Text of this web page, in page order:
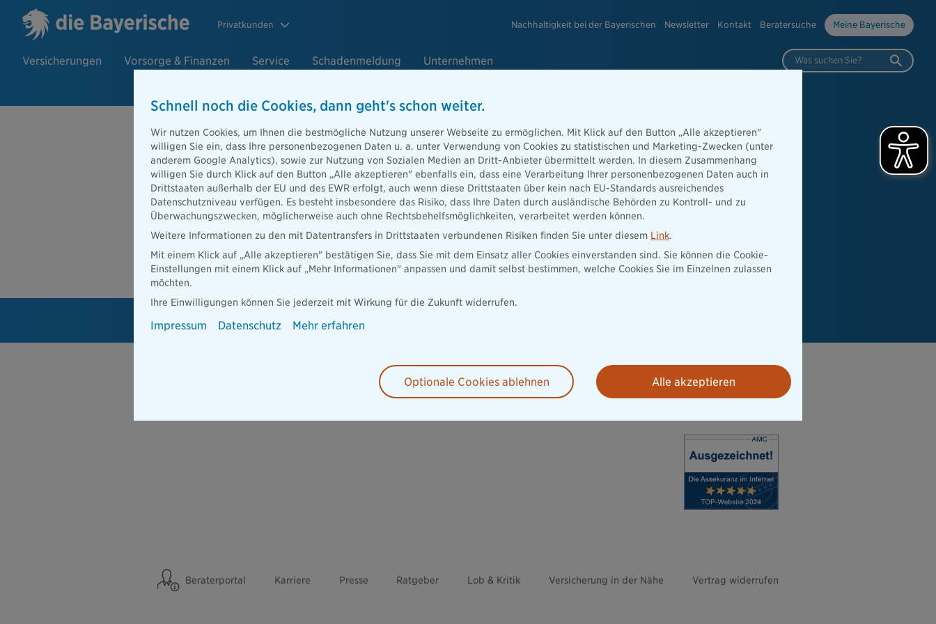
Privatkunden Nachhaltigkeit bei der Bayerischen Newsletter Kontakt Beratersuche Meine Bayerische
Versicherungen Vorsorge & Finanzen Service Schadenmeldung Unternehmen Was suchen Sie?
Beratersuche
PLZ oder Ort Berater
Beratersuche
PLZ oder Ort
Berater finden
Beraterportal Karriere Presse Ratgeber Lob & Kritik Versicherung in der Nähe Vertrag widerrufen
Schnell noch die Cookies, dann geht's schon weiter.
Wir nutzen Cookies, um Ihnen die bestmögliche Nutzung unserer Webseite zu ermöglichen. Mit Klick auf den Button „Alle akzeptieren"
willigen Sie ein, dass Ihre personenbezogenen Daten u. a. unter Verwendung von Cookies zu statistischen und Marketing-Zwecken (unter
anderem Google Analytics), sowie zur Nutzung von Sozialen Medien an Dritt-Anbieter übermittelt werden. In diesem Zusammenhang
willigen Sie durch Klick auf den Button „Alle akzeptieren" ebenfalls ein, dass eine Verarbeitung Ihrer personenbezogenen Daten auch in
Drittstaaten außerhalb der EU und des EWR erfolgt, auch wenn diese Drittstaaten über kein nach EU-Standards ausreichendes
Datenschutzniveau verfügen. Es besteht insbesondere das Risiko, dass Ihre Daten durch ausländische Behörden zu Kontroll- und zu
Überwachungszwecken, möglicherweise auch ohne Rechtsbehelfsmöglichkeiten, verarbeitet werden können.
Weitere Informationen zu den mit Datentransfers in Drittstaaten verbundenen Risiken finden Sie unter diesem Link.
Mit einem Klick auf „Alle akzeptieren" bestätigen Sie, dass Sie mit dem Einsatz aller Cookies einverstanden sind. Sie können die Cookie-
Einstellungen mit einem Klick auf „Mehr Informationen" anpassen und damit selbst bestimmen, welche Cookies Sie im Einzelnen zulassen
möchten.
Ihre Einwilligungen können Sie jederzeit mit Wirkung für die Zukunft widerrufen.
Impressum Datenschutz Mehr erfahren
Optionale Cookies ablehnen Alle akzeptieren